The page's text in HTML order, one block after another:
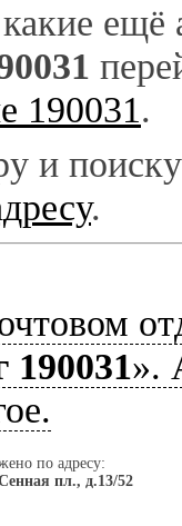
ещё
190031.
и
.
190031».
по адресу:
пл., д.13/52